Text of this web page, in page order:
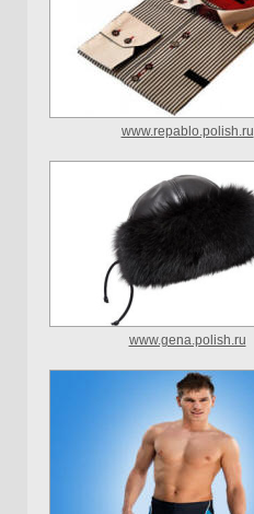
www.repablo.polish.ru
www.gena.polish.ru